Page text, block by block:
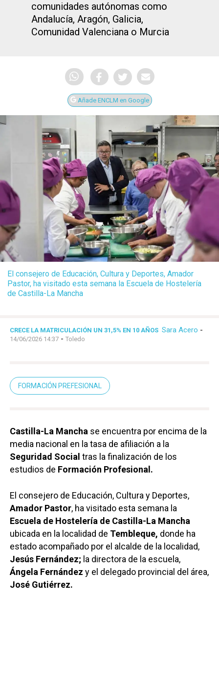
comunidades autónomas como
Andalucía, Aragón, Galicia,
Comunidad Valenciana o Murcia
Añade ENCLM en Google
El consejero de Educación, Cultura y Deportes, Amador
Pastor, ha visitado esta semana la Escuela de Hostelería
de Castilla-La Mancha
CRECE LA MATRICULACIÓN UN 31,5% EN 10 AÑOS Sara Acero -
14/06/2026 14:37 - Toledo
FORMACIÓN PREFESIONAL
Castilla-La Mancha se encuentra por encima de la
media nacional en la tasa de afiliación a la
Seguridad Social tras la finalización de los
estudios de Formación Profesional.
El consejero de Educación, Cultura y Deportes,
Amador Pastor, ha visitado esta semana la
Escuela de Hostelería de Castilla-La Mancha
ubicada en la localidad de Tembleque, donde ha
estado acompañado por el alcalde de la localidad,
Jesús Fernández; la directora de la escuela,
Ángela Fernández y el delegado provincial del área,
José Gutiérrez.